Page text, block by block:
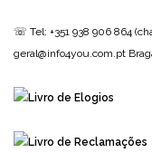
☏ Tel: +351 938 906 864
geral@info4you.com.pt